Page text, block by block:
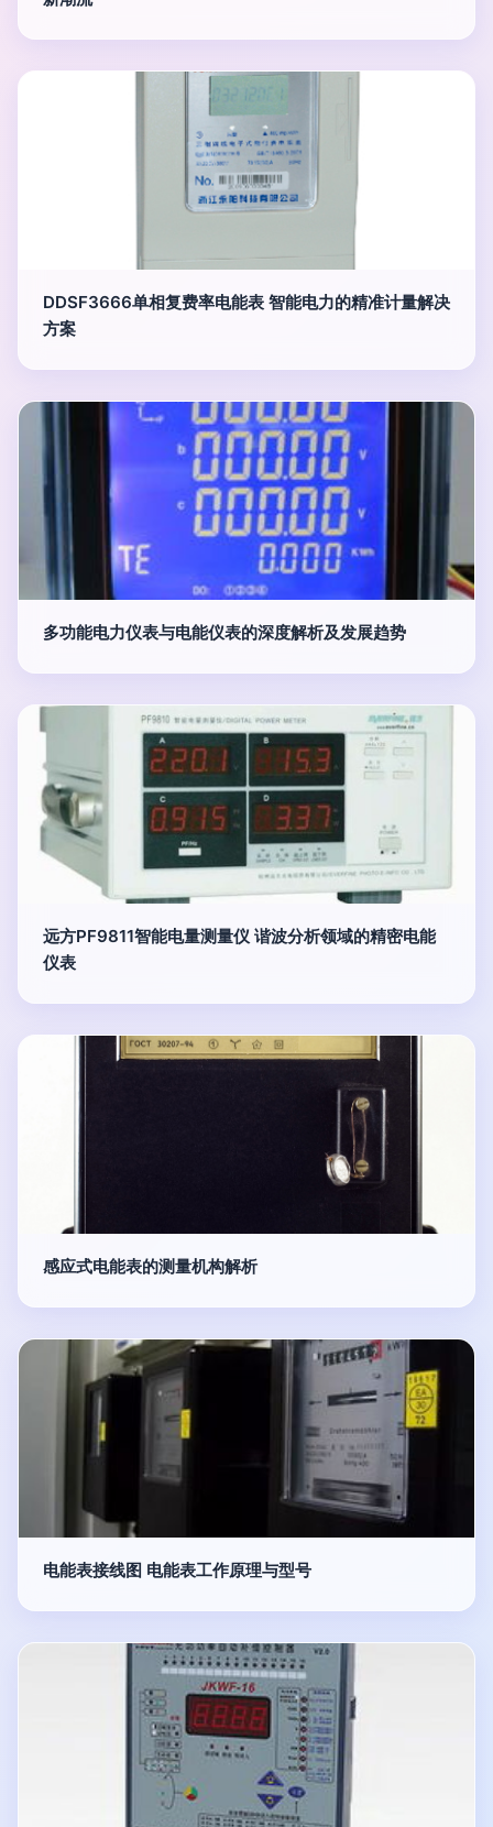
DDSF3666单相复费率电能表 智能电力的精准计量解决
方案
多功能电力仪表与电能仪表的深度解析及发展趋势
远方PF9811智能电量测量仪 谐波分析领域的精密电能
仪表
感应式电能表的测量机构解析
电能表接线图 电能表工作原理与型号